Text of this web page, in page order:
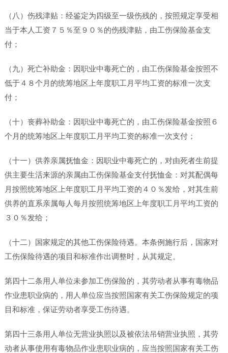
（八）伤残津贴：经鉴定为四级至一级伤残的，按照规定享受相
当于本人工资７５％至９０％的伤残津贴，由工伤保险基金支
付；
（九）死亡补助金：因职业中毒死亡的，由工伤保险基金按照不
低于４８个月的统筹地区上年度职工月平均工资的标准一次支
付；
（十）丧葬补助金：因职业中毒死亡的，由工伤保险基金按照６
个月的统筹地区上年度职工月平均工资的标准一次支付；
（十一）供养亲属抚恤金：因职业中毒死亡的，对由死者生前提
供主要生活来源的亲属由工伤保险基金支付抚恤金：对其配偶每
月按照统筹地区上年度职工月平均工资的４０％发给，对其生前
供养的直系亲属每人每月按照统筹地区上年度职工月平均工资的
３０％发给；
（十二）国家规定的其他工伤保险待遇。本条例施行后，国家对
工伤保险待遇的项目和标准作出调整时，从其规定。
第四十二条用人单位未参加工伤保险的，其劳动者从事有毒物品
作业患职业病的，用人单位应当按照国家有关工伤保险规定的项
目和标准，保证劳动者享受工伤待遇。
第四十三条用人单位无营业执照以及被依法吊销营业执照，其劳
动者从事使用有毒物品作业患职业病的，应当按照国家有关工伤